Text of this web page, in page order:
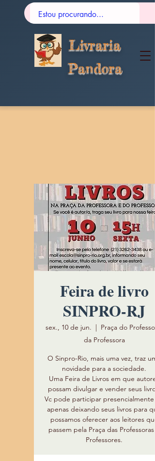
Livraria
Pandora
Feira de livro
SINPRO-RJ
sex., 10 de jun.
  |
Praça do Professor
da Professora
O Sinpro-Rio, mais uma vez, traz
novidade para a sociedade.
Uma Feira de Livros em que autores
possam divulgar e vender seus
Vc pode participar presencialmente
apenas deixando seus livros para
possamos oferecer aos leitores que
passem pela Praça das Professoras e
Professores.